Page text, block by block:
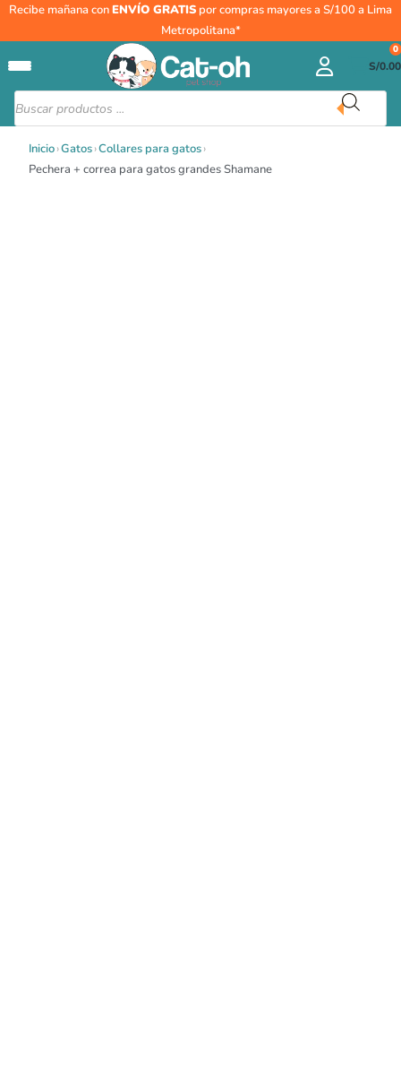
Recibe mañana conENVÍO GRATIS por compras mayores a S/100 a Lima
Metropolitana*
Búsqueda
de
productos
S/0.00
0
Inicio›Gatos›Collares para gatos›
Pechera + correa para gatos grandes Shamane